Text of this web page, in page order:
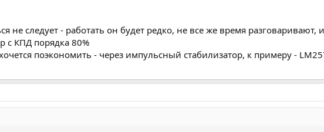
не следует - работать он будет редко, не все же время
с КПД порядка 80%
поэкономить - через импульсный стабилизатор, к примеру -